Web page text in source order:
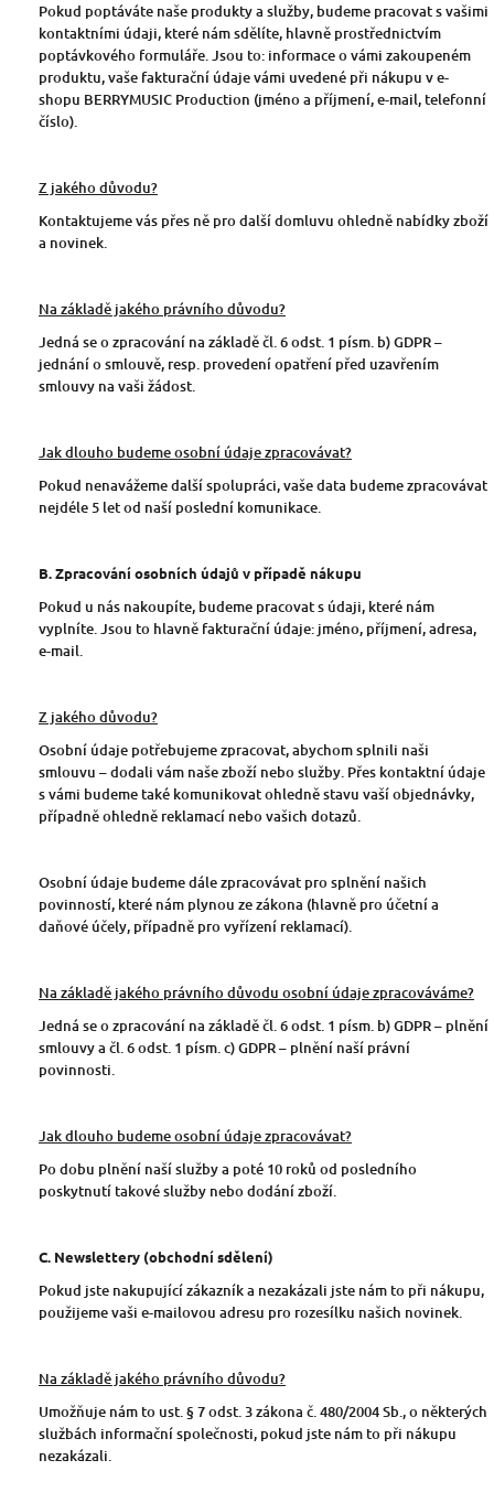
Pokud poptáváte naše produkty a služby, budeme pracovat s vašimi
kontaktními údaji, které nám sdělíte, hlavně prostřednictvím
poptávkového formuláře. Jsou to: informace o vámi zakoupeném
produktu, vaše fakturační údaje vámi uvedené při nákupu v e-
shopu BERRYMUSIC Production (jméno a příjmení, e-mail, telefonní
číslo).
Z jakého důvodu?
Kontaktujeme vás přes ně pro další domluvu ohledně nabídky zboží
a novinek.
Na základě jakého právního důvodu?
Jedná se o zpracování na základě čl. 6 odst. 1 písm. b) GDPR –
jednání o smlouvě, resp. provedení opatření před uzavřením
smlouvy na vaši žádost.
Jak dlouho budeme osobní údaje zpracovávat?
Pokud nenavážeme další spolupráci, vaše data budeme zpracovávat
nejdéle 5 let od naší poslední komunikace.
B. Zpracování osobních údajů v případě nákupu
Pokud u nás nakoupíte, budeme pracovat s údaji, které nám
vyplníte. Jsou to hlavně fakturační údaje: jméno, příjmení, adresa,
e-mail.
Z jakého důvodu?
Osobní údaje potřebujeme zpracovat, abychom splnili naši
smlouvu – dodali vám naše zboží nebo služby. Přes kontaktní údaje
s vámi budeme také komunikovat ohledně stavu vaší objednávky,
případně ohledně reklamací nebo vašich dotazů.
Osobní údaje budeme dále zpracovávat pro splnění našich
povinností, které nám plynou ze zákona (hlavně pro účetní a
daňové účely, případně pro vyřízení reklamací).
Na základě jakého právního důvodu osobní údaje zpracováváme?
Jedná se o zpracování na základě čl. 6 odst. 1 písm. b) GDPR – plnění
smlouvy a čl. 6 odst. 1 písm. c) GDPR – plnění naší právní
povinnosti.
Jak dlouho budeme osobní údaje zpracovávat?
Po dobu plnění naší služby a poté 10 roků od posledního
poskytnutí takové služby nebo dodání zboží.
C. Newslettery (obchodní sdělení)
Pokud jste nakupující zákazník a nezakázali jste nám to při nákupu,
použijeme vaši e-mailovou adresu pro rozesílku našich novinek.
Na základě jakého právního důvodu?
Umožňuje nám to ust. § 7 odst. 3 zákona č. 480/2004 Sb., o některých
službách informační společnosti, pokud jste nám to při nákupu
nezakázali.